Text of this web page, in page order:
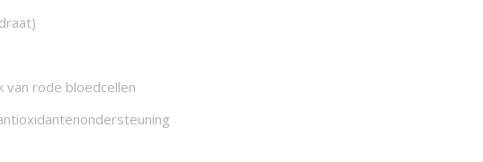
van rode bloedcellen